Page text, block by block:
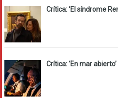
Crítica: ‘El síndrome
Crítica: ‘En mar abierto’